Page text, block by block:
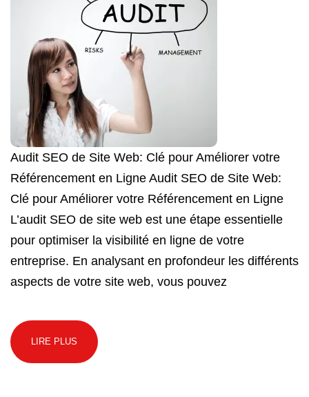
Audit SEO de Site Web: Clé pour Améliorer votre
Référencement en Ligne Audit SEO de Site Web:
Clé pour Améliorer votre Référencement en Ligne
L’audit SEO de site web est une étape essentielle
pour optimiser la visibilité en ligne de votre
entreprise. En analysant en profondeur les différents
aspects de votre site web, vous pouvez
LIRE PLUS